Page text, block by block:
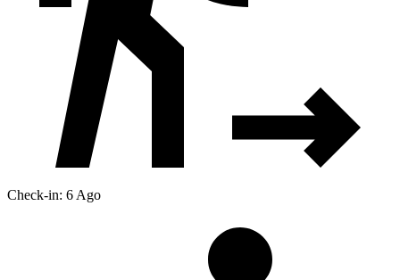
Check-in: 6 Ago